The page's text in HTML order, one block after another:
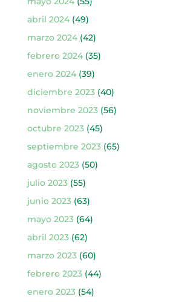
abril 2024(49)
marzo 2024(42)
febrero 2024(35)
enero 2024(39)
diciembre 2023(40)
noviembre 2023(56)
octubre 2023(45)
septiembre 2023(65)
agosto 2023(50)
julio 2023(55)
junio 2023(63)
mayo 2023(64)
abril 2023(62)
marzo 2023(60)
febrero 2023(44)
enero 2023(54)